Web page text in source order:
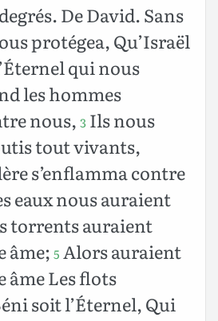
De David.Sans
protégea,Qu’Israël
qui nous
les hommes
nous, 3 Ils nous
tout vivants,
s’enflamma contre
eaux nous auraient
torrents auraient
âme; 5 Alors auraient
âmeLes flots
soit l’Éternel,Qui